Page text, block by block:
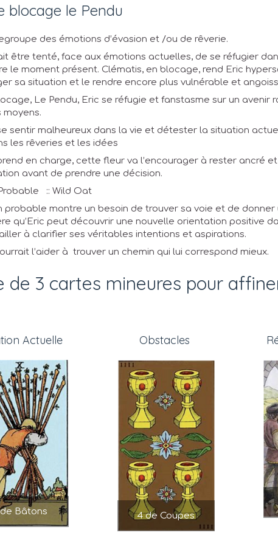
blocage le Pendu
des émotions d’évasion et /ou de rêverie.
être tenté, face aux émotions actuelles, de se réfugier
le moment présent. Clématis, en blocage, rend Eric
sa situation et le rendre encore plus vulnérable et
Le Pendu, Eric se réfugie et fanstasme sur un avenir
moyens.
sentir malheureux dans la vie et détester la situation
les rêveries et les idées
en charge, cette fleur va l’encourager à rester ancré
avant de prendre une décision.
:: Wild Oat
probable montre un besoin de trouver sa voie et de donner
qu’Eric peut découvrir une nouvelle orientation positive
à clarifier ses véritables intentions et aspirations.
l’aider à trouver un chemin qui lui correspond mieux.
de 3 cartes mineures pour
Actuelle
Bâtons
Obstacles
4 de Coupes